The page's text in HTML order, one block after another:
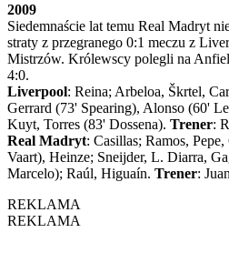
2009
Siedemnaście lat temu Real Madryt
straty z przegranego 0:1 meczu z
Mistrzów. Królewscy polegli na
4:0.
Liverpool: Reina; Arbeloa, Škrtel,
Gerrard (73' Spearing), Alonso (60'
Kuyt, Torres (83' Dossena). Trener:
Real Madryt: Casillas; Ramos,
Vaart), Heinze; Sneijder, L. Diarra,
Marcelo); Raúl, Higuaín. Trener:
REKLAMA
REKLAMA